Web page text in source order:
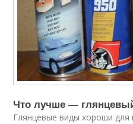
Что лучше —
Глянцевые виды хороши